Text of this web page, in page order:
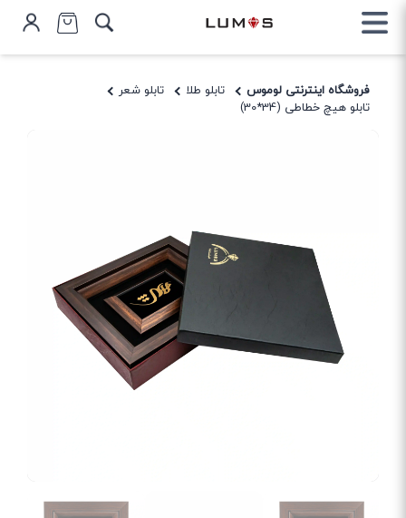
فروشگاه اینترنتی لوموس تابلو طلا
تابلو شعر
تابلو هیچ خطاطی (34*30)